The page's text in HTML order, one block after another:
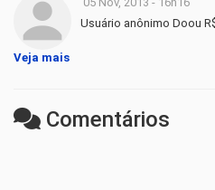
Usuário anônimo Doou
Veja mais
Comentários